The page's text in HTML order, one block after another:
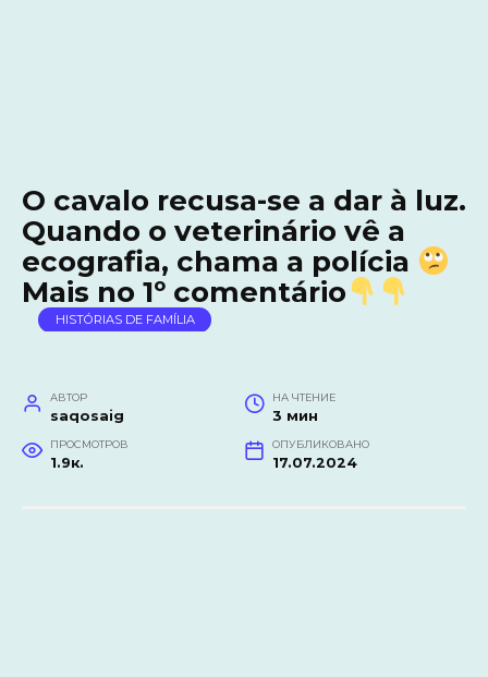
O cavalo recusa-se a dar à luz.
Quando o veterinário vê a
ecografia, chama a polícia
Mais no 1º comentário
HISTÓRIAS DE FAMÍLIA
АВТОР
saqosaig
НА ЧТЕНИЕ
3 мин
ПРОСМОТРОВ
1.9к.
ОПУБЛИКОВАНО
17.07.2024